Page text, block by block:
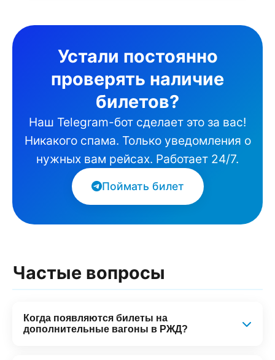
Устали постоянно
проверять наличие
билетов?
Наш Telegram-бот сделает это за вас!
Никакого спама. Только уведомления о
нужных вам рейсах. Работает 24/7.
Поймать билет
Частые вопросы
Когда появляются билеты на
дополнительные вагоны в РЖД?